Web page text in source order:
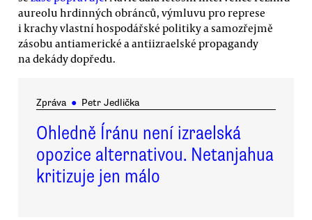
aureolu hrdinných obránců, výmluvu pro represe
i krachy vlastní hospodářské politiky a samozřejmě
zásobu antiamerické a antiizraelské propagandy
na dekády dopředu.
Zpráva ● Petr Jedlička
Ohledně Íránu není izraelská
opozice alternativou. Netanjahua
kritizuje jen málo